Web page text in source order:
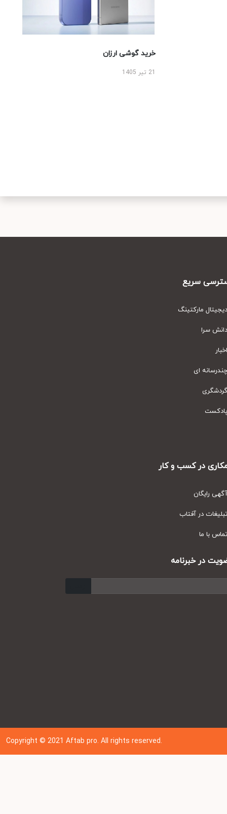
خرید گوشی ارزان
سریع
مارکتینگ
سرا
ای
در کسب و کار
رایگان
در آفتاب
با ما
در خبرنامه
Copyright © 202 1Aftab pro. All rights reserved.